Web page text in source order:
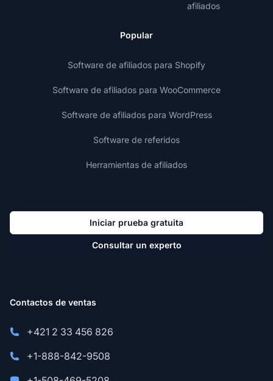
afiliados
Popular
Software de afiliados para Shopify
Software de afiliados para WooCommerce
Software de afiliados para WordPress
Software de referidos
Herramientas de afiliados
Iniciar prueba gratuita
Consultar un experto
Contactos de ventas
+421 2 33 456 826
+1-888-842-9508